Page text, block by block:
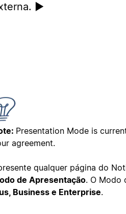
▶️
Presentation Mode is
agreement.
qualquer página do
de Apresentação. O Modo
Business e Enterprise.